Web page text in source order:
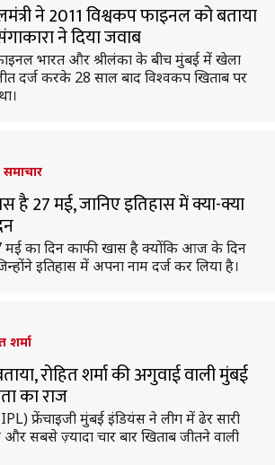
ने 2011 विश्वकप फाइनल को बताया
ने दिया जवाब
भारत और श्रीलंका के बीच मुंबई में खेला
दर्ज करके 28 साल बाद विश्वकप खिताब पर
समाचार
है 27 मई, जानिए इतिहास में क्या-क्या
मई का दिन काफी खास है क्योंकि आज के दिन
इतिहास में अपना नाम दर्ज कर लिया है।
शर्मा
रोहित शर्मा की अगुवाई वाली मुंबई
का राज
फ्रेंचाइजी मुंबई इंडियंस ने लीग में ढेर सारी
सबसे ज़्यादा चार बार खिताब जीतने वाली